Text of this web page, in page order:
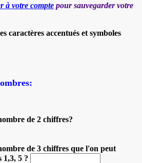
à votre compte pour sauvegarder votre
caractères accentués et symboles
de 2 chiffres?
de 3 chiffres que l'on peut
1,3, 5 ?